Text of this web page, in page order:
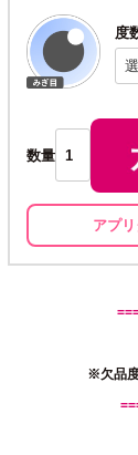
度
数量
アプ
※欠品